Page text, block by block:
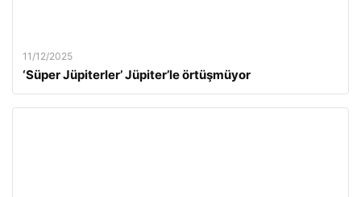
11/12/2025
‘Süper Jüpiterler’ Jüpiter’le örtüşmüyor